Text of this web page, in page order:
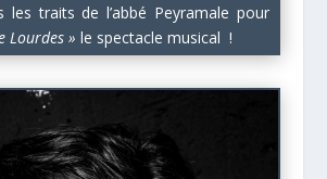
les traits de l’abbé Peyramale pour
Lourdes » le spectacle musical !